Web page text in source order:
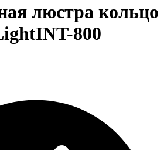
люстра кольцо
800